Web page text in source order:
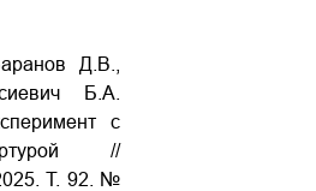
Д.В.,
Б.А.
с
//
Т. 92. №